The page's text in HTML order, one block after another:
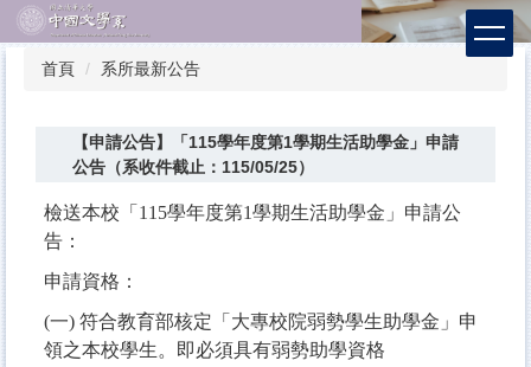
跳
到
首頁 系所最新公告
【申請公告】「115學年度第1學期生活助學金」申請
公告（系收件截止：115/05/25）
檢送本校「 115學年度第1學期生活助學金」申請公
告 ：
申請資格：
(一) 符合教育部核定「大專校院弱勢學生助學金」申
領之本校學生。即必須具有弱勢助學資格